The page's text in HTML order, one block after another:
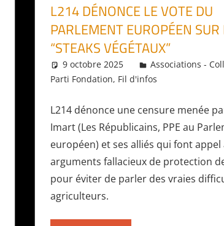
L214 DÉNONCE LE VOTE DU
PARLEMENT EUROPÉEN SUR
“STEAKS VÉGÉTAUX”
9 octobre 2025 Daniel
Associations -
Parti Fondation, Fil d'infos
L214 dénonce une censure menée
Imart (Les Républicains, PPE au
européen) et ses alliés qui font appel
arguments fallacieux de protection
pour éviter de parler des vraies
agriculteurs.